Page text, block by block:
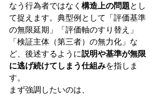
なう行為者ではなく 構造上の問題とし
て捉えます。典型例として「評価基準
の無限延期」「評価軸のすり替え」
「検証主体（第三者）の無力化」な
ど、後述するように説明や基準が無限
に逃げ続けてしまう仕組みを指しま
す。
まず強調したいのは、